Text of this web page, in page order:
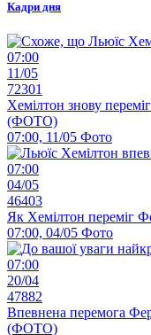
Кадри дня
07:00
11/05
72301
Хемілтон знову
(ФОТО)
07:00, 11/05 Фото
07:00
04/05
46403
Як Хемілтон переміг
07:00, 04/05 Фото
07:00
20/04
47882
Впевнена перемога
(ФОТО)